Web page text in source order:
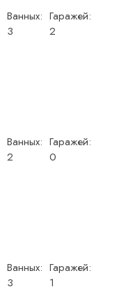
Ванных:
3
Гаражей:
2
Ванных:
2
Гаражей:
0
Ванных:
3
Гаражей:
1